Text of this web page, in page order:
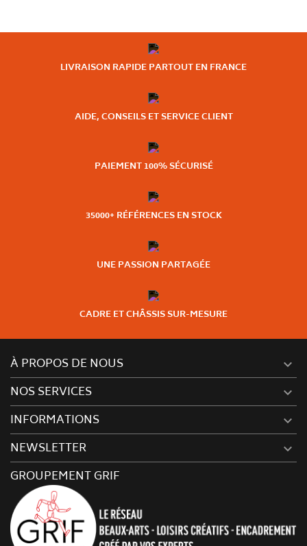
LIVRAISON RAPIDE PARTOUT EN FRANCE
AIDE, CONSEILS ET SERVICE CLIENT
PAIEMENT 100% SÉCURISÉ
35000+ RÉFÉRENCES EN STOCK
UNE PASSION PARTAGÉE
CADRE ET CHÂSSIS SUR-MESURE
À PROPOS DE NOUS 
NOS SERVICES 
INFORMATIONS 
NEWSLETTER 
GROUPEMENT GRIF